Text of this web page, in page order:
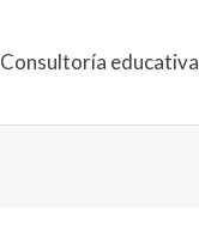
Consultoría educativa